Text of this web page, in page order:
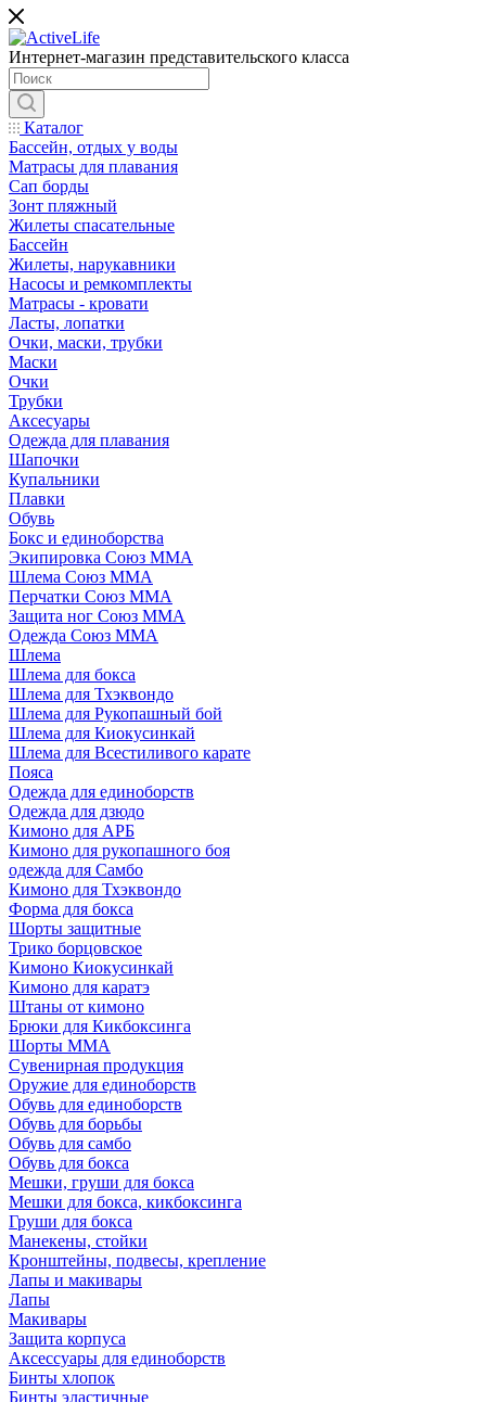
Интернет-магазин представительского класса
Каталог
Бассейн, отдых у воды
Матрасы для плавания
Сап борды
Зонт пляжный
Жилеты спасательные
Бассейн
Жилеты, нарукавники
Насосы и ремкомплекты
Матрасы - кровати
Ласты, лопатки
Очки, маски, трубки
Маски
Очки
Трубки
Аксесуары
Одежда для плавания
Шапочки
Купальники
Плавки
Обувь
Бокс и единоборства
Экипировка Союз ММА
Шлема Союз ММА
Перчатки Союз ММА
Защита ног Союз ММА
Одежда Союз ММА
Шлема
Шлема для бокса
Шлема для Тхэквондо
Шлема для Рукопашный бой
Шлема для Киокусинкай
Шлема для Всестиливого карате
Пояса
Одежда для единоборств
Одежда для дзюдо
Кимоно для АРБ
Кимоно для рукопашного боя
одежда для Самбо
Кимоно для Тхэквондо
Форма для бокса
Шорты защитные
Трико борцовское
Кимоно Киокусинкай
Кимоно для каратэ
Штаны от кимоно
Брюки для Кикбоксинга
Шорты ММА
Сувенирная продукция
Оружие для единоборств
Обувь для единоборств
Обувь для борьбы
Обувь для самбо
Обувь для бокса
Мешки, груши для бокса
Мешки для бокса, кикбоксинга
Груши для бокса
Манекены, стойки
Кронштейны, подвесы, крепление
Лапы и макивары
Лапы
Макивары
Защита корпуса
Аксессуары для единоборств
Бинты хлопок
Бинты эластичные